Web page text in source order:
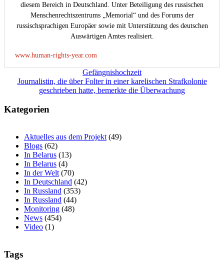
diesem Bereich in Deutschland. Unter Beteiligung des russischen
Menschenrechtszentrums „Memorial“ und des Forums der
russischsprachigen Europäer sowie mit Unterstützung des deutschen
Auswärtigen Amtes realisiert.
www.human-rights-year.com
BeitragsnavigationGefängnishochzeit
Journalistin, die über Folter in einer karelischen Strafkolonie
geschrieben hatte, bemerkte die Überwachung
Kategorien
Aktuelles aus dem Projekt (49)
Blogs (62)
In Belarus (13)
In Belarus (4)
In der Welt (70)
In Deutschland (42)
In Russland (353)
In Russland (44)
Monitoring (48)
News (454)
Video (1)
Tags